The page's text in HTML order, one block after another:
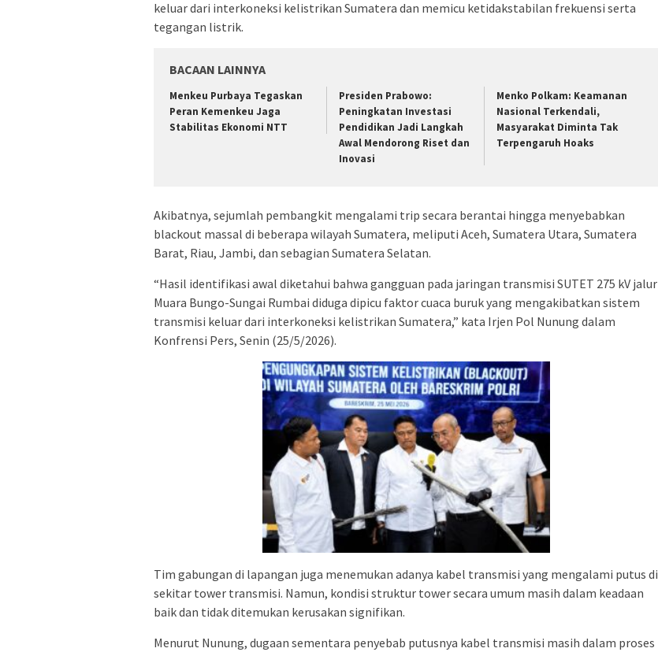
keluar dari interkoneksi kelistrikan Sumatera dan memicu ketidakstabilan frekuensi serta
tegangan listrik.
BACAAN LAINNYA
Menkeu Purbaya Tegaskan
Peran Kemenkeu Jaga
Stabilitas Ekonomi NTT
Presiden Prabowo:
Peningkatan Investasi
Pendidikan Jadi Langkah
Awal Mendorong Riset dan
Inovasi
Menko Polkam: Keamanan
Nasional Terkendali,
Masyarakat Diminta Tak
Terpengaruh Hoaks
Akibatnya, sejumlah pembangkit mengalami trip secara berantai hingga menyebabkan
blackout massal di beberapa wilayah Sumatera, meliputi Aceh, Sumatera Utara, Sumatera
Barat, Riau, Jambi, dan sebagian Sumatera Selatan.
“Hasil identifikasi awal diketahui bahwa gangguan pada jaringan transmisi SUTET 275 kV jalur
Muara Bungo-Sungai Rumbai diduga dipicu faktor cuaca buruk yang mengakibatkan sistem
transmisi keluar dari interkoneksi kelistrikan Sumatera,” kata Irjen Pol Nunung dalam
Konfrensi Pers, Senin (25/5/2026).
Tim gabungan di lapangan juga menemukan adanya kabel transmisi yang mengalami putus di
sekitar tower transmisi. Namun, kondisi struktur tower secara umum masih dalam keadaan
baik dan tidak ditemukan kerusakan signifikan.
Menurut Nunung, dugaan sementara penyebab putusnya kabel transmisi masih dalam proses